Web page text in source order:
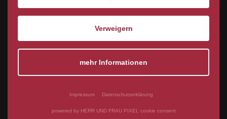
Verweigern
mehr Informationen
Impressum Datenschutzerklärung
powered by HERR UND FRAU PIXEL cookie consent